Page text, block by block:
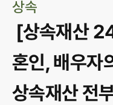
상속
혼인, 배우자
상속재산 전